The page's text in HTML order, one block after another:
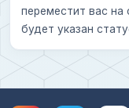
переместит вас на
будет указан